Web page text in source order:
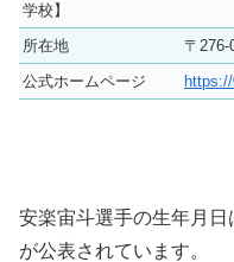
学校】
所在地
〒276-
公式ホームページ
安楽宙斗選手の生年月日
が公表されています。